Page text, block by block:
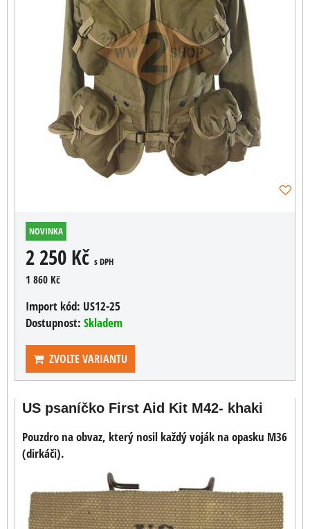
NOVINKA
2 250 Kč s DPH
1 860 Kč
Import kód: US12-25
Dostupnost: Skladem
ZVOLTE VARIANTU
US psaníčko First Aid Kit M42- khaki
Pouzdro na obvaz, který nosil každý voják na opasku M36
(dirkáči).